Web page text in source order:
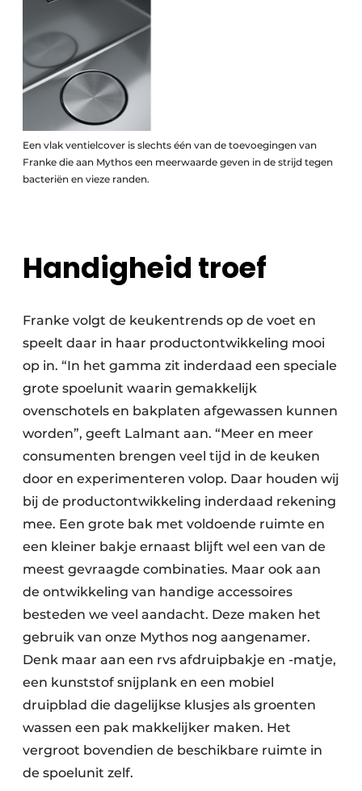
Een vlak ventielcover is slechts één van de toevoegingen van
Franke die aan Mythos een meerwaarde geven in de strijd tegen
bacteriën en vieze randen.
Handigheid troef
Franke volgt de keukentrends op de voet en
speelt daar in haar productontwikkeling mooi
op in. “In het gamma zit inderdaad een speciale
grote spoelunit waarin gemakkelijk
ovenschotels en bakplaten afgewassen kunnen
worden”, geeft Lalmant aan. “Meer en meer
consumenten brengen veel tijd in de keuken
door en experimenteren volop. Daar houden wij
bij de productontwikkeling inderdaad rekening
mee. Een grote bak met voldoende ruimte en
een kleiner bakje ernaast blijft wel een van de
meest gevraagde combinaties. Maar ook aan
de ontwikkeling van handige accessoires
besteden we veel aandacht. Deze maken het
gebruik van onze Mythos nog aangenamer.
Denk maar aan een rvs afdruipbakje en -matje,
een kunststof snijplank en een mobiel
druipblad die dagelijkse klusjes als groenten
wassen een pak makkelijker maken. Het
vergroot bovendien de beschikbare ruimte in
de spoelunit zelf.